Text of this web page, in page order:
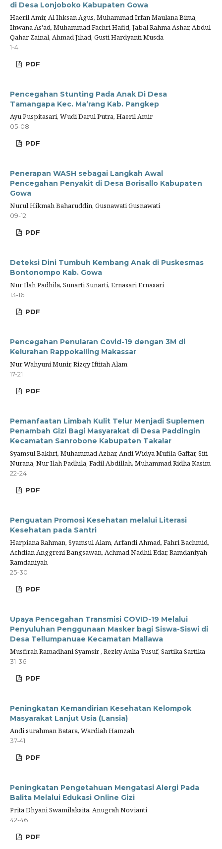
di Desa Lonjoboko Kabupaten Gowa
Haeril Amir, Al Ihksan Agus, Muhammad Irfan Maulana Bima,
Ihwana As'ad, Muhammad Fachri Hafid, Jabal Rahma Ashar, Abdul
Qahar Zainal, Ahmad Jihad, Gusti Hardyanti Musda
1-4
PDF
Pencegahan Stunting Pada Anak Di Desa
Tamangapa Kec. Ma’rang Kab. Pangkep
Ayu Puspitasari, Wudi Darul Putra, Haeril Amir
05-08
PDF
Penerapan WASH sebagai Langkah Awal
Pencegahan Penyakit di Desa Borisallo Kabupaten
Gowa
Nurul Hikmah Baharuddin, Gusnawati Gusnawati
09-12
PDF
Deteksi Dini Tumbuh Kembang Anak di Puskesmas
Bontonompo Kab. Gowa
Nur Ilah Padhila, Sunarti Sunarti, Ernasari Ernasari
13-16
PDF
Pencegahan Penularan Covid-19 dengan 3M di
Kelurahan Rappokalling Makassar
Nur Wahyuni Munir, Rizqy Iftitah Alam
17-21
PDF
Pemanfaatan Limbah Kulit Telur Menjadi Suplemen
Penambah Gizi Bagi Masyarakat di Desa Paddingin
Kecamatan Sanrobone Kabupaten Takalar
Syamsul Bakhri, Muhammad Azhar, Andi Widya Mufila Gaffar, Siti
Nurana, Nur Ilah Padhila, Fadil Abdillah, Muhammad Ridha Kasim
22-24
PDF
Penguatan Promosi Kesehatan melalui Literasi
Kesehatan pada Santri
Harpiana Rahman, Syamsul Alam, Arfandi Ahmad, Fahri Bachmid,
Achdian Anggreni Bangsawan, Achmad Nadhil Edar, Ramdaniyah
Ramdaniyah
25-30
PDF
Upaya Pencegahan Transmisi COVID-19 Melalui
Penyuluhan Penggunaan Masker bagi Siswa-Siswi di
Desa Tellumpanuae Kecamatan Mallawa
Musfirah Ramadhani Syamsir , Rezky Aulia Yusuf, Sartika Sartika
31-36
PDF
Peningkatan Kemandirian Kesehatan Kelompok
Masyarakat Lanjut Usia (Lansia)
Andi surahman Batara, Wardiah Hamzah
37-41
PDF
Peningkatan Pengetahuan Mengatasi Alergi Pada
Balita Melalui Edukasi Online Gizi
Prita Dhyani Swamilaksita, Anugrah Novianti
42-46
PDF